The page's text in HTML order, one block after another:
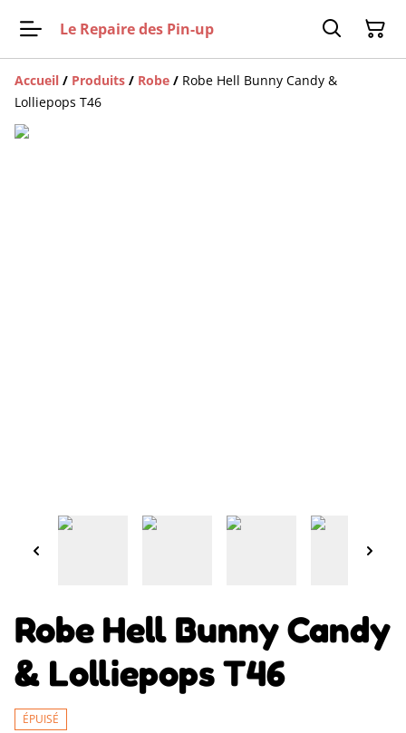
Le Repaire des Pin-up
Accueil / Produits / Robe / Robe Hell Bunny Candy &
Lolliepops T46
Robe Hell Bunny Candy
& Lolliepops T46
ÉPUISÉ